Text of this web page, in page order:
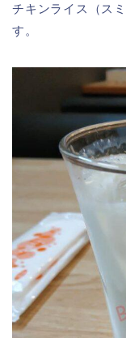
チキンライス（ス
す。